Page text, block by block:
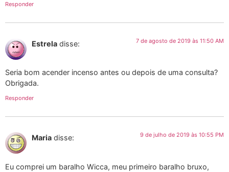
Responder
Estrela disse: 7 de agosto de 2019 às 11:50 AM
Seria bom acender incenso antes ou depois de uma consulta?
Obrigada.
Responder
Maria disse: 9 de julho de 2019 às 10:55 PM
Eu comprei um baralho Wicca, meu primeiro baralho bruxo,